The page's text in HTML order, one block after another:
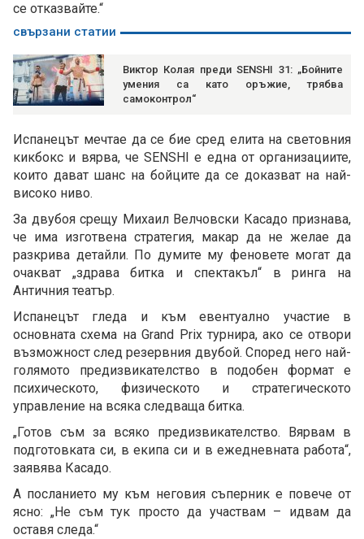
се отказвайте.“
свързани статии
Виктор Колая преди SENSHI 31: „Бойните
умения са като оръжие, трябва
самоконтрол“
Испанецът мечтае да се бие сред елита на световния
кикбокс и вярва, че SENSHI е една от организациите,
които дават шанс на бойците да се доказват на най-
високо ниво.
За двубоя срещу Михаил Велчовски Касадо признава,
че има изготвена стратегия, макар да не желае да
разкрива детайли. По думите му феновете могат да
очакват „здрава битка и спектакъл“ в ринга на
Античния театър.
Испанецът гледа и към евентуално участие в
основната схема на Grand Prix турнира, ако се отвори
възможност след резервния двубой. Според него най-
голямото предизвикателство в подобен формат е
психическото, физическото и стратегическото
управление на всяка следваща битка.
„Готов съм за всяко предизвикателство. Вярвам в
подготовката си, в екипа си и в ежедневната работа“,
заявява Касадо.
А посланието му към неговия съперник е повече от
ясно: „Не съм тук просто да участвам – идвам да
оставя следа.“